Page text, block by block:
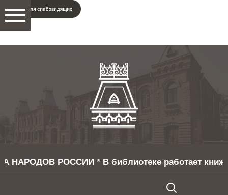
РОССИИ * В библиотеке работает книжная